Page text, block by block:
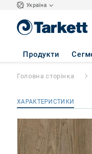
Україна
Продукти
Express -
Головна сторінка
ХАРАКТЕРИСТИКИ